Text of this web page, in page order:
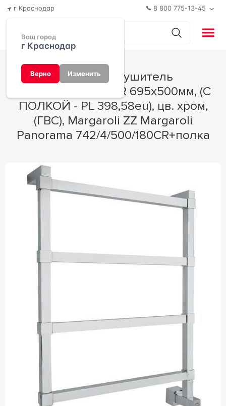
г Краснодар
Ваш город
г Краснодар
Верно Изменить
8 800 775-13-45
Art.742/4/500/180CR 695х500мм, (С
ПОЛКОЙ - PL 398,58eu), цв. хром,
(ГВС), Margaroli ZZ Margaroli
Panorama 742/4/500/180CR+полка